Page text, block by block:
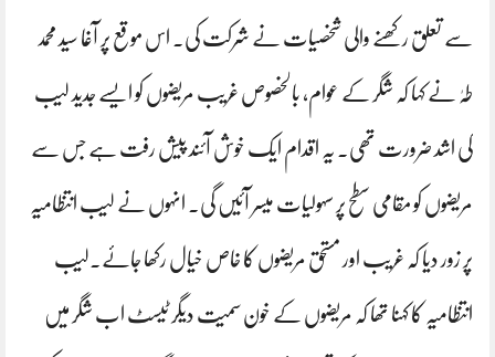
سے تعلق رکھنے والی شخصیات نے شرکت کی۔ اس موقع پر آغا سید محمد
طہٰ نے کہا کہ شگر کے عوام، بالخصوص غریب مریضوں کو ایسے جدید لیب
کی اشد ضرورت تھی۔ یہ اقدام ایک خوش آئند پیش رفت ہے جس سے
مریضوں کو مقامی سطح پر سہولیات میسر آئیں گی۔ انہوں نے لیب انتظامیہ
پر زور دیا کہ غریب اور مستحق مریضوں کا خاص خیال رکھا جائے۔لیب
انتظامیہ کا کہنا تھا کہ مریضوں کے خون سمیت دیگر ٹیسٹ اب شگر میں